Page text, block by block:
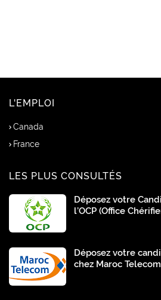
L'EMPLOI
Canada
France
LES PLUS CONSULTÉS
Déposez votre
l’OCP (Office
Déposez votre
chez Maroc